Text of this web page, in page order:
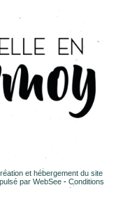
et hébergement du site
par WebSee - Conditions